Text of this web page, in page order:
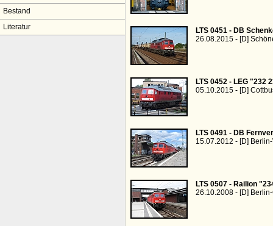
Bestand
Literatur
LTS 0451 - DB
26.08.2015 - [D]
LTS 0452 - LEG "232
05.10.2015 - [D]
LTS 0491 - DB
15.07.2012 - [D]
LTS 0507 - Railion
26.10.2008 - [D]